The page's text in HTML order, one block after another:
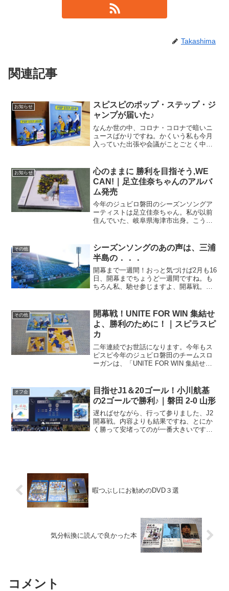
Takashima
関連記事
お知らせ
スピスピのポップ・ステップ・ジ
ャンプが届いた♪
なんか世の中、コロナ・コロナで暗いニ
ュースばかりですね。かくいう私も今月
入っていた出張や会議がことごとく中
ました。たまには明るいニュースもと思
い、今、書いてます。で、...
お知らせ
心のままに 勝利を目指そう,WE
CAN!｜足立佳奈ちゃんのアルバ
ム発売
今年のジュビロ磐田のシーズンソングア
ーティストは足立佳奈ちゃん。私が以前
住んでいた、岐阜県海津市出身。こう言
ーティスト、応援しないワケにはいかな
いじゃないの。ヤマハスタ...
その他
シーズンソングのあの声は、三浦
半島の．．．
開幕まで一週間！おっと気づけば2月も16
日、開幕までちょうど一週間ですね。も
ちろん私、馳せ参じますよ、開幕戦。今
戦。そう言えば、ありましたよね、開幕
戦で山形と対戦したのっ...
その他
開幕戦！UNITE FOR WIN 集結せ
よ、勝利のために！｜スピラスピ
カ
二年連続でお世話になります。今年もス
ピスピ今年のジュビロ磐田のチームスロ
ーガンは、「UNITE FOR WIN 集結せ
そういう意味じゃないですよね、心を一
つにの終結せよ...
オフ会
目指せJ1＆20ゴール！小川航基
の2ゴールで勝利♪｜磐田 2-0 山形
遅ればせながら、行って参りました、J2
開幕戦。内容よりも結果ですね、とにか
く勝って安堵ってのが一番大きいです。
暇つぶしにお勧めのDVD３選
気分転換に読んで良かった本
コメント